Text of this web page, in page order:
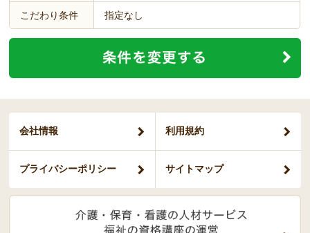
こだわり条件 指定なし
会社情報 利用規約
プライバシーポリシー サイトマップ